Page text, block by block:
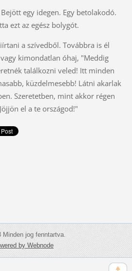
egy idegen. Egy betolakodó.
ezt az egész bolygót.
a szívedből. Továbbra is él
kimondatlan óhaj, "Meddig
találkozni veled! Itt minden
küzdelmesebb! Látni akarlak
Szeretetben, mint akkor régen
el a te országod!"
Minden jog fenntartva.
by Webnode